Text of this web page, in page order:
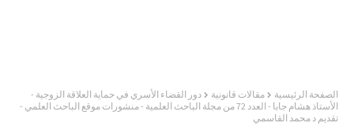
الصفحة الرئيسية مقالات قانونية
دور القضاء الأسري في حماية العلاقة الزوجية -
الأستاذ هشام جابا - العدد 72 من مجلة الباحث العلمية - منشورات موقع الباحث العلمي -
تقديم د محمد القاسمي